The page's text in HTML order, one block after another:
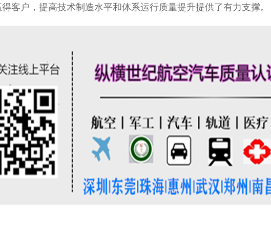
客户，提高技术制造水平和体系运行质量提升提供了有力支撑。